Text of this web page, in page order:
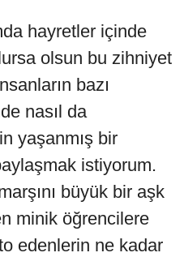
hayretler içinde
olsun bu zihniyet
bazı
nasıl da
yaşanmış bir
istiyorum.
büyük bir aşk
minik öğrencilere
edenlerin ne kadar